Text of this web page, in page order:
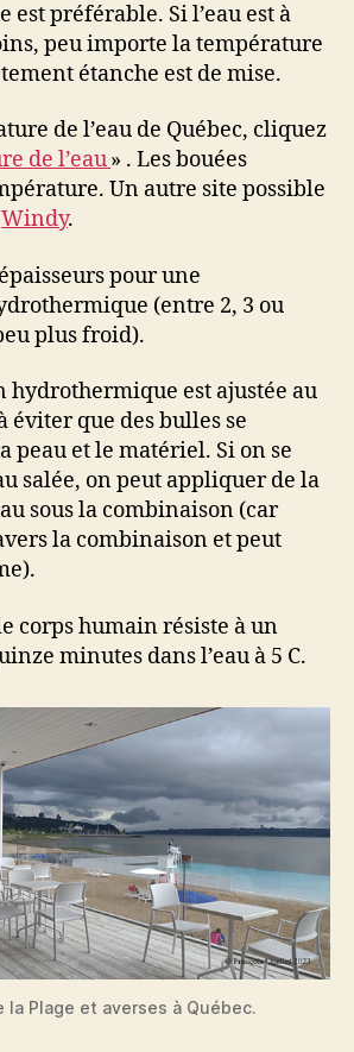
préférable. Si l’eau est à
peu importe la température
étanche est de mise.
de l’eau de Québec, cliquez
de l’eau» . Les bouées
Un autre site possible
Windy.
pour une
(entre 2, 3 ou
plus froid).
hydrothermique est ajustée au
éviter que des bulles se
peau et le matériel. Si on se
salée, on peut appliquer de la
sous la combinaison (car
la combinaison et peut
corps humain résiste à un
minutes dans l’eau à 5 C.
la Plage et averses à Québec.